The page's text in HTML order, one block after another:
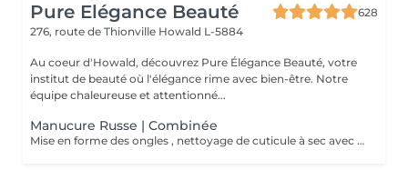
Pure Elégance Beauté
628
276, route de Thionville Howald L-5884
Au coeur d'Howald, découvrez Pure Élégance Beauté, votre
institut de beauté où l'élégance rime avec bien-être. Notre
équipe chaleureuse et attentionné...
Manucure Russe | Combinée
Mise en forme des ongles , nettoyage de cuticule à sec avec différentes mèches de ponceuse. Crème pour les mains